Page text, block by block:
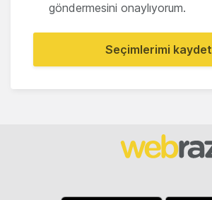
göndermesini onaylıyorum.
Seçimlerimi kaydet